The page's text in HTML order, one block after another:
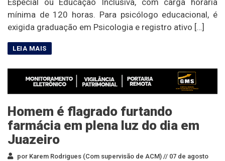
mínima de 120 horas. Para psicólogo educacional, é
exigida graduação em Psicologia e registro ativo […]
Homem é flagrado furtando
farmácia em plena luz do dia em
Juazeiro
por Karem Rodrigues (Com supervisão de ACM) // 07 de agosto